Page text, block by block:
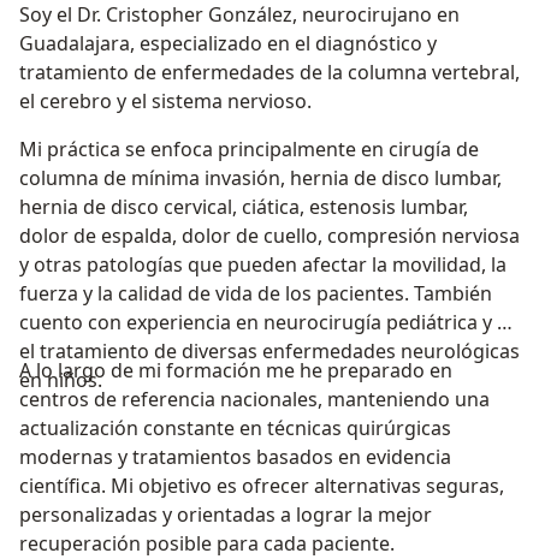
Soy el Dr. Cristopher González, neurocirujano en
Guadalajara, especializado en el diagnóstico y
tratamiento de enfermedades de la columna vertebral,
el cerebro y el sistema nervioso.
Mi práctica se enfoca principalmente en cirugía de
columna de mínima invasión, hernia de disco lumbar,
hernia de disco cervical, ciática, estenosis lumbar,
dolor de espalda, dolor de cuello, compresión nerviosa
y otras patologías que pueden afectar la movilidad, la
fuerza y la calidad de vida de los pacientes. También
cuento con experiencia en neurocirugía pediátrica y en
el tratamiento de diversas enfermedades neurológicas
en niños.
A lo largo de mi formación me he preparado en
centros de referencia nacionales, manteniendo una
actualización constante en técnicas quirúrgicas
modernas y tratamientos basados en evidencia
científica. Mi objetivo es ofrecer alternativas seguras,
personalizadas y orientadas a lograr la mejor
recuperación posible para cada paciente.